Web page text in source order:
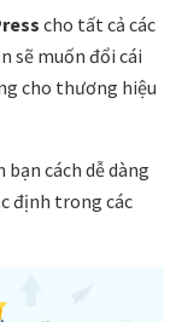
cho tất cả các
sẽ muốn đổi cái
cho thương hiệu
cách dễ dàng
định trong các